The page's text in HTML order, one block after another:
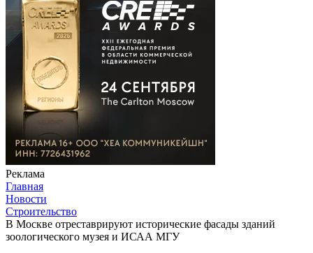
Реклама
Главная
Новости
Строительство
В Москве отреставрируют исторические фасады зданий
зоологического музея и ИСАА МГУ